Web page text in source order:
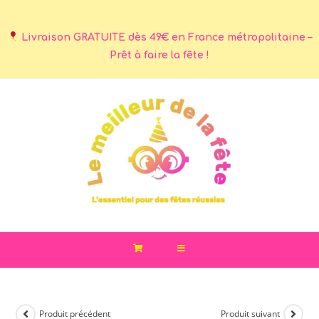
Livraison GRATUITE dès 49€ en France métropolitaine –
Prêt à faire la fête !
Produit précédent Produit suivant